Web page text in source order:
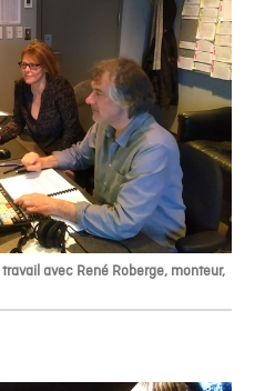
avec René Roberge, monteur,